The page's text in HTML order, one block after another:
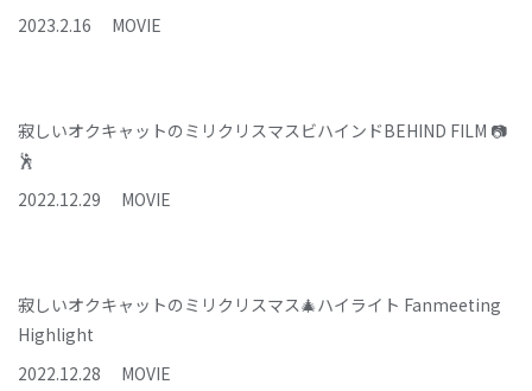
2023.2.16 MOVIE
寂しいオクキャットのミリクリスマスビハインドBEHIND FILM 📷
🕺
2022.12.29 MOVIE
寂しいオクキャットのミリクリスマス🎄ハイライト Fanmeeting
Highlight
2022.12.28 MOVIE